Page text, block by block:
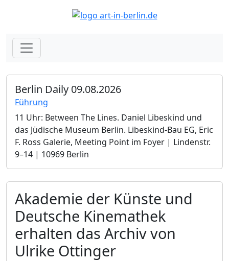
Berlin Daily 09.08.2026
Führung
11 Uhr: Between The Lines. Daniel Libeskind und
das Jüdische Museum Berlin.­ Libeskind-Bau EG, Eric
F. Ross Galerie, Meeting Point im Foyer | Lindenstr.
9–14 | 10969 Berlin
Akademie der Künste und
Deutsche Kinemathek
erhalten das Archiv von
Ulrike Ottinger